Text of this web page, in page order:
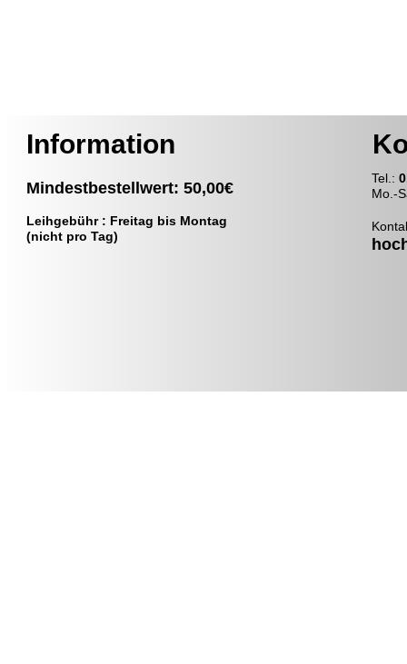
Information
Mindestbestellwert: 50,00€
Leihgebühr : Freitag bis Montag
(nicht pro Tag)
Tel.:
Mo.-